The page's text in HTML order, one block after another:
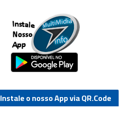
Instale o nosso App via QR.Code.